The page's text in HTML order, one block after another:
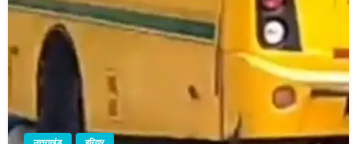
उत्तराखंड हरिद्वार